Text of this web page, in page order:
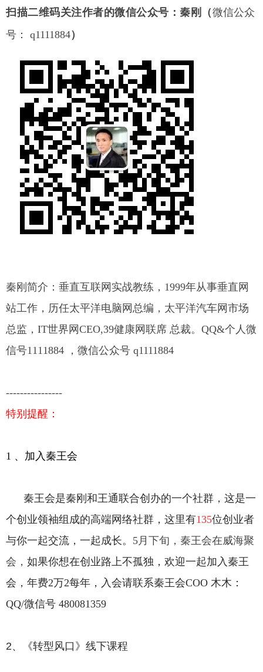
扫描二维码关注作者的微信公众号：秦刚（微信公众
号： q1111884）
秦刚简介：垂直互联网实战教练，1999年从事垂直网
站工作，历任太平洋电脑网总编，太平洋汽车网市场
总监，IT世界网CEO,39健康网联席 总裁。QQ&个人微
信号1111884 ，微信公众号 q1111884
----------------
特别提醒：
1 、加入秦王会
秦王会是秦刚和王通联合创办的一个社群，这是一
个创业领袖组成的高端网络社群，这里有135位创业者
与你一起交流，一起成长。 5月下旬，秦王会在威海聚
会， 如果你想在创业路上不孤独，欢迎一起加入秦王
会，年费2万2每年，入会请联系秦王会COO 木木：
QQ/微信号 480081359
2、《转型风口》线下课程